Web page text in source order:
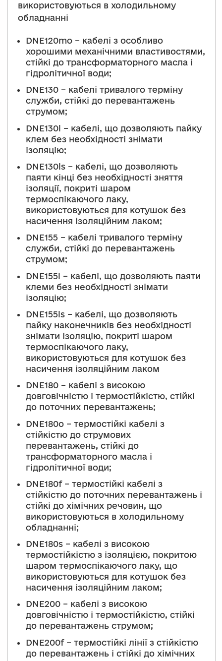
використовуються в холодильному
обладнанні
DNE120mo – кабелі з особливо
хорошими механічними властивостями,
стійкі до трансформаторного масла і
гідролітичної води;
DNE130 – кабелі тривалого терміну
служби, стійкі до перевантажень
струмом;
DNE130l – кабелі, що дозволяють пайку
клем без необхідності знімати
ізоляцію;
DNE130ls – кабелі, що дозволяють
паяти кінці без необхідності зняття
ізоляції, покриті шаром
термоспікаючого лаку,
використовуються для котушок без
насичення ізоляційним лаком;
DNE155 – кабелі тривалого терміну
служби, стійкі до перевантажень
струмом;
DNE155l – кабелі, що дозволяють паяти
клеми без необхідності знімати
ізоляцію;
DNE155ls – кабелі, що дозволяють
пайку наконечників без необхідності
знімати ізоляцію, покриті шаром
термоспікаючого лаку,
використовуються для котушок без
насичення ізоляційним лаком
DNE180 – кабелі з високою
довговічністю і термостійкістю, стійкі
до поточних перевантажень;
DNE180o – термостійкі кабелі з
стійкістю до струмових
перевантажень, стійкі до
трансформаторного масла і
гідролітичної води;
DNE180f – термостійкі кабелі з
стійкістю до поточних перевантажень і
стійкі до хімічних речовин, що
використовуються в холодильному
обладнанні;
DNE180s – кабелі з високою
термостійкістю з ізоляцією, покритою
шаром термоспікаючого лаку, що
використовуються для котушок без
насичення ізоляційним лаком;
DNE200 – кабелі з високою
довговічністю і термостійкістю, стійкі
до перевантажень струмом;
DNE200f – термостійкі лінії з стійкістю
до перевантажень і стійкі до хімічних